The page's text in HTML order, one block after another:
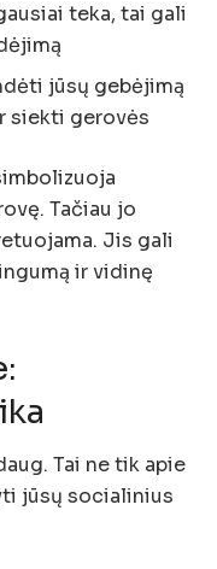
teka, tai gali
jūsų gebėjimą
siekti gerovės
Tačiau jo
Jis gali
ir vidinę
Tai ne tik apie
jūsų socialinius